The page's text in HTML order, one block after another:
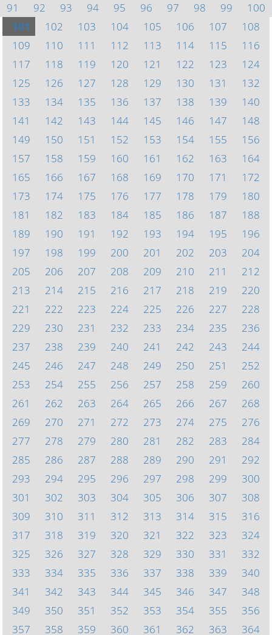
91
92 93 94 95 96 97 98 99
100
101
102 103 104 105 106 107
108
109
110 111 112 113 114 115
116
117
118 119 120 121 122 123
124
125
126 127 128 129 130 131
132
133
134 135 136 137 138 139
140
141
142 143 144 145 146 147
148
149
150 151 152 153 154 155
156
157
158 159 160 161 162 163
164
165
166 167 168 169 170 171
172
173
174 175 176 177 178 179
180
181
182 183 184 185 186 187
188
189
190 191 192 193 194 195
196
197
198 199 200 201 202 203
204
205
206 207 208 209 210 211
212
213
214 215 216 217 218 219
220
221
222 223 224 225 226 227
228
229
230 231 232 233 234 235
236
237
238 239 240 241 242 243
244
245
246 247 248 249 250 251
252
253
254 255 256 257 258 259
260
261
262 263 264 265 266 267
268
269
270 271 272 273 274 275
276
277
278 279 280 281 282 283
284
285
286 287 288 289 290 291
292
293
294 295 296 297 298 299
300
301
302 303 304 305 306 307
308
309
310 311 312 313 314 315
316
317
318 319 320 321 322 323
324
325
326 327 328 329 330 331
332
333
334 335 336 337 338 339
340
341
342 343 344 345 346 347
348
349
350 351 352 353 354 355
356
357
358 359 360 361 362 363 364